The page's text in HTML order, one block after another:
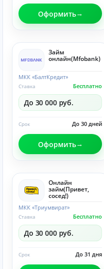
Оформить
Займ
онлайн(Mfobank)
МКК «БалтКредит»
Бесплатно
Ставка
До 30 000 руб.
До 30 дней
Срок
Оформить
Онлайн
займ(Привет,
сосед!)
МКК «Триумвират»
Бесплатно
Ставка
До 30 000 руб.
До 31 дня
Срок